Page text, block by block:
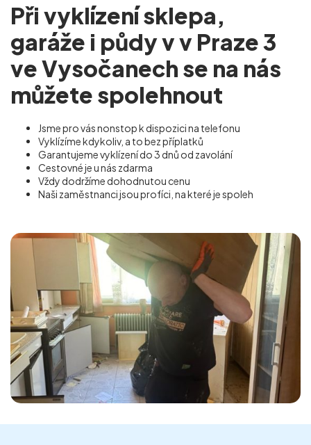
Při vyklízení sklepa,
garáže i půdy v v Praze 3
ve Vysočanech se na nás
můžete spolehnout
Jsme pro vás nonstop k dispozici na telefonu
Vyklízíme kdykoliv, a to bez příplatků
Garantujeme vyklízení do 3 dnů od zavolání
Cestovné je u nás zdarma
Vždy dodržíme dohodnutou cenu
Naši zaměstnanci jsou profíci, na které je spoleh